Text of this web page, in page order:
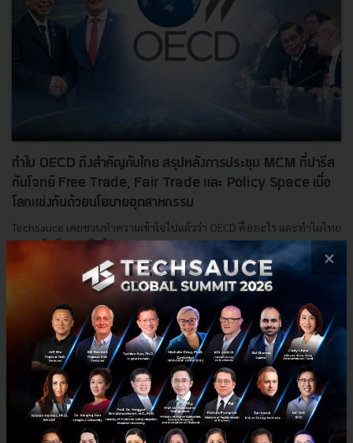
ทำไม OECD ถึงสำคัญกับไทย สรุปหลังการประชุม MCM ที่ปารีส
กับโจทย์ Free Trade, Fair Trade และ Policy Space เมื่อ
โลกแข่งกันด้วยนโยบายอุตสาหกรรม
Techsauce เคยชวนทำความเข้าใจไปแล้วว่า OECD คืออะไร และทำไมไทย
อยากเข้าเป็นสมาชิก ในการประชุม OECD Ministerial Council Meeting
2026 หรือ MCM ที่กรุงปารีส วันที่ 3 ถึง 4 มิถุนายน 2026...
| ByTechsauce Team
Tech & Biz OECD สันติธาร-เสถียรไทย OECD Ministerial Council Meeting
×